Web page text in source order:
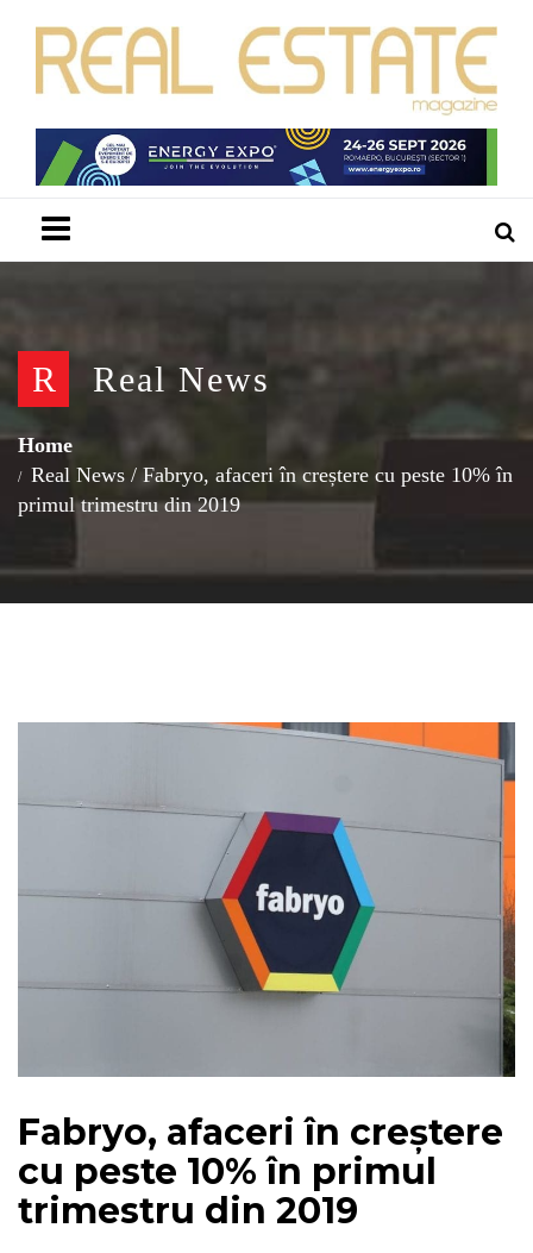
R Real News
Home
Real News / Fabryo, afaceri în creștere cu peste 10% în
primul trimestru din 2019
Fabryo, afaceri în creștere
cu peste 10% în primul
trimestru din 2019